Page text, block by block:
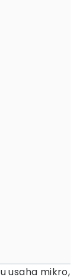
usaha mikro,